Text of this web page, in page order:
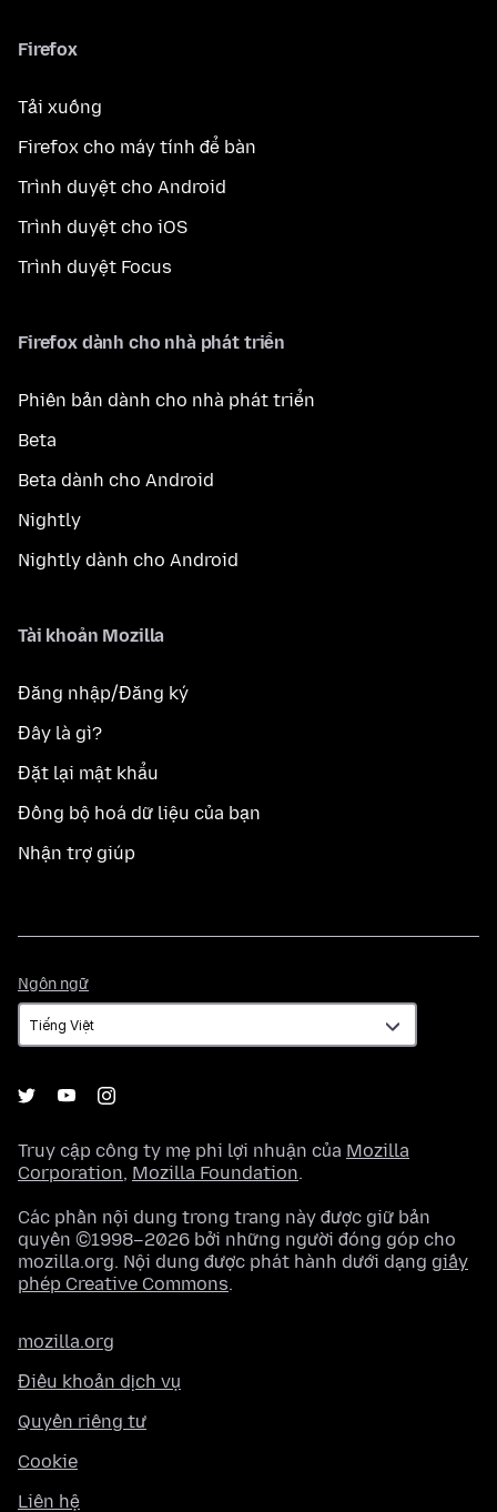
Firefox
Tải xuống
Firefox cho máy tính để bàn
Trình duyệt cho Android
Trình duyệt cho iOS
Trình duyệt Focus
Firefox dành cho nhà phát triển
Phiên bản dành cho nhà phát triển
Beta
Beta dành cho Android
Nightly
Nightly dành cho Android
Tài khoản Mozilla
Đăng nhập/Đăng ký
Đây là gì?
Đặt lại mật khẩu
Đồng bộ hoá dữ liệu của bạn
Nhận trợ giúp
Ngôn ngữ
ngữ
Truy cập công ty mẹ phi lợi nhuận của Mozilla
Corporation, Mozilla Foundation.
Các phần nội dung trong trang này được giữ bản
quyền ©1998–2026 bởi những người đóng góp cho
mozilla.org. Nội dung được phát hành dưới dạng giấy
phép Creative Commons.
mozilla.org
Điều khoản dịch vụ
Quyền riêng tư
Cookie
Liên hệ